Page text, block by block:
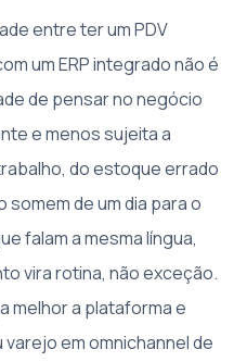
entre ter um PDV
um ERP integrado não é
de pensar no negócio
e menos sujeita a
do estoque errado
somem de um dia para o
falam a mesma língua,
vira rotina, não exceção.
melhor a plataforma e
em omnichannel de